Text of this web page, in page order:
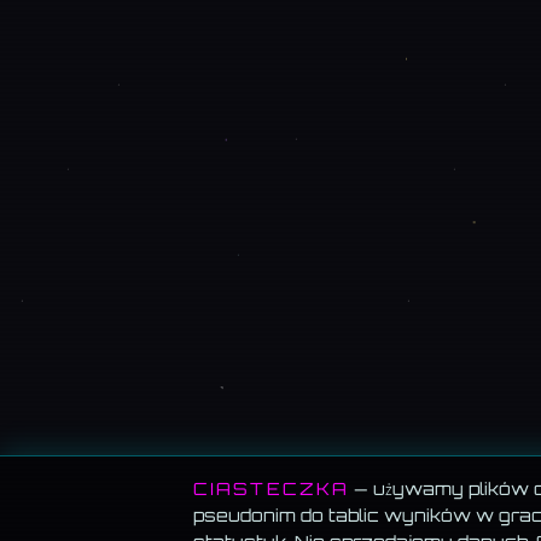
CIASTECZKA — używamy plików
pseudonim do tablic wyników w